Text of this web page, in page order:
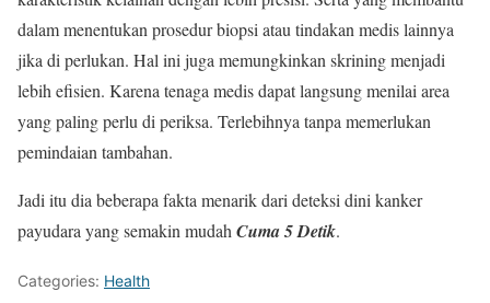
dalam menentukan prosedur biopsi atau tindakan medis lainnya
jika di perlukan. Hal ini juga memungkinkan skrining menjadi
lebih efisien. Karena tenaga medis dapat langsung menilai area
yang paling perlu di periksa. Terlebihnya tanpa memerlukan
pemindaian tambahan.
Jadi itu dia beberapa fakta menarik dari deteksi dini kanker
payudara yang semakin mudah Cuma 5 Detik.
Categories: Health